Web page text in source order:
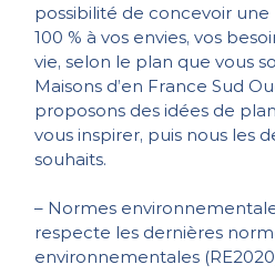
possibilité de concevoir
100 % à vos envies, vos
vie, selon le plan que vous
Maisons d’en France Sud
proposons des idées de
vous inspirer, puis nous les
souhaits.
– Normes
respecte les dernières
environnementales